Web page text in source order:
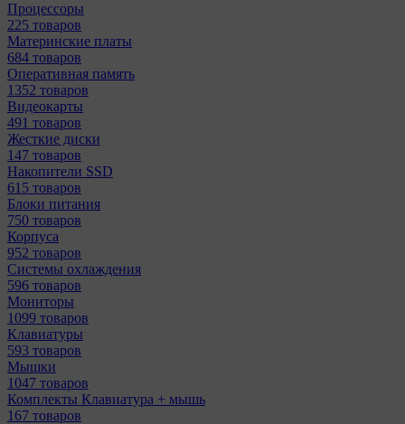
Процессоры
225 товаров
Материнcкие платы
684 товаров
Оперативная память
1352 товаров
Видеокарты
491 товаров
Жесткие диски
147 товаров
Накопители SSD
615 товаров
Блоки питания
750 товаров
Корпуса
952 товаров
Системы охлаждения
596 товаров
Мониторы
1099 товаров
Клавиатуры
593 товаров
Мышки
1047 товаров
Комплекты Клавиатура + мышь
167 товаров